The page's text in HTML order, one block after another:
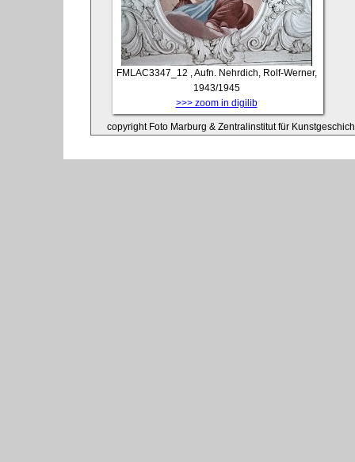
FMLAC3347_12
, Aufn. Nehrdich, Rolf-Werner,
1943/1945
>>> zoom in digilib
copyright Foto Marburg & Zentralinstitut für